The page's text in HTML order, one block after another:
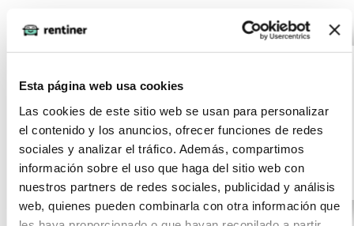
Esta página web usa cookies
Las cookies de este sitio web se usan para personalizar
el contenido y los anuncios, ofrecer funciones de redes
sociales y analizar el tráfico. Además, compartimos
información sobre el uso que haga del sitio web con
nuestros partners de redes sociales, publicidad y análisis
web, quienes pueden combinarla con otra información que
Executive 2.0 TDI
90kW (122CV) D
incluido)
km
122 CV
Diésel